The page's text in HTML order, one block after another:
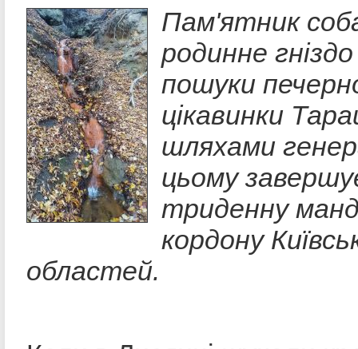
Пам'ятник
родинне
пошуки
цікавинки
шляхами
цьому
триденну
кордону
областей.